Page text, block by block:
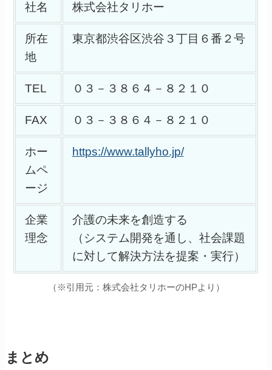
社名 株式会社タリホー
所在
地
東京都渋谷区渋谷３丁目６番２号
TEL ０３－３８６４－８２１０
FAX ０３－３８６４－８２１０
ホー
ムペ
ージ
https://www.tallyho.jp/
企業
理念
介護の未来を創造する
（システム開発を通し、社会課題
に対して解決方法を提案・実行）
（※引用元：株式会社タリホーのHPより）
まとめ